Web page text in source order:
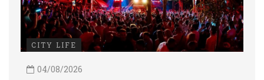
CITY LIFE
04/08/2026